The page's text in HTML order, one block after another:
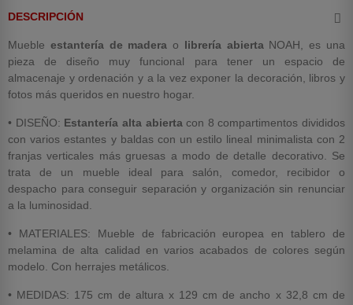
DESCRIPCIÓN
Mueble estantería de madera o librería abierta NOAH, es una
pieza de diseño muy funcional para tener un espacio de
almacenaje y ordenación y a la vez exponer la decoración, libros y
fotos más queridos en nuestro hogar.
• DISEÑO: Estantería alta abierta con 8 compartimentos divididos
con varios estantes y baldas con un estilo lineal minimalista con 2
franjas verticales más gruesas a modo de detalle decorativo. Se
trata de un mueble ideal para salón, comedor, recibidor o
despacho para conseguir separación y organización sin renunciar
a la luminosidad.
• MATERIALES: Mueble de fabricación europea en tablero de
melamina de alta calidad en varios acabados de colores según
modelo. Con herrajes metálicos.
• MEDIDAS: 175 cm de altura x 129 cm de ancho x 32,8 cm de